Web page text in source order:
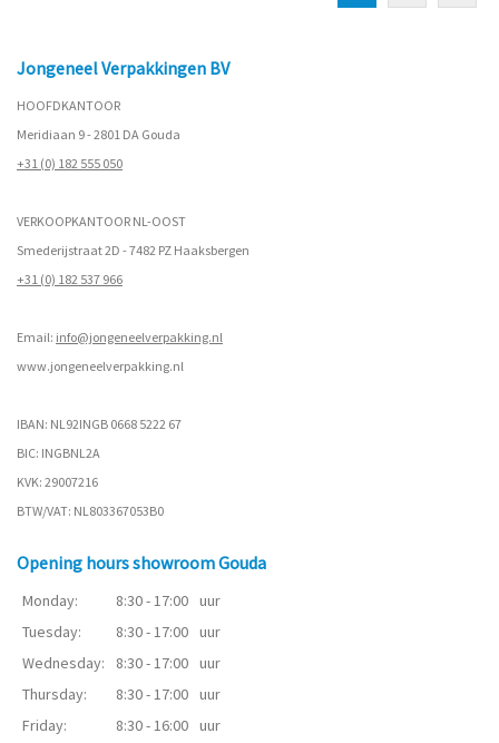
Jongeneel Verpakkingen BV
HOOFDKANTOOR
Meridiaan 9 - 2801 DA Gouda
+31 (0) 182 555 050
VERKOOPKANTOOR NL-OOST
Smederijstraat 2D - 7482 PZ Haaksbergen
+31 (0) 182 537 966
Email: info@jongeneelverpakking.nl
www.jongeneelverpakking.nl
IBAN: NL92INGB 0668 5222 67
BIC: INGBNL2A
KVK: 29007216
BTW/VAT: NL803367053B0
Opening hours showroom Gouda
Monday: 8:30 - 17:00 uur
Tuesday:
8:30 - 17:00 uur
Wednesday:
8:30 - 17:00 uur
Thursday:
8:30 - 17:00 uur
Friday:
8:30 - 16:00 uur